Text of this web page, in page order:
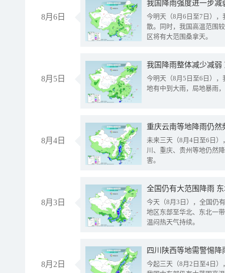
8月6日
今明天（8月6日至7日）
散。同时，我国高温范围
区将有大范围桑拿天。
8月5日
我国降雨整体减少减弱
今明天（8月5日至6日）
地有中到大雨，局地暴雨
8月4日
重庆云南等地降雨仍然
未来三天（8月4日至6日
川、重庆、贵州等地仍然
害。
8月3日
全国仍有大范围降雨
今天（8月3日），全国仍
地区东部至华北、东北一
温闷热天气持续。
8月2日
今起三天（8月2日至4日